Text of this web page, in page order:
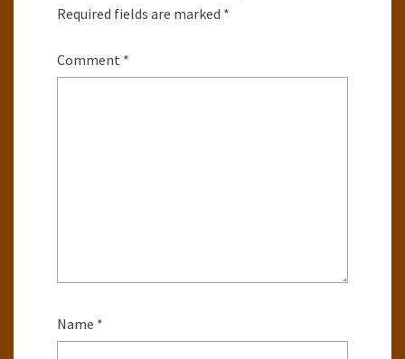
Required fields are marked *
Comment *
Name *